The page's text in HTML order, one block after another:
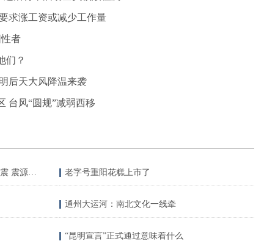
求涨工资或减少工作量
者
们？
后天大风降温来袭
台风“圆规”减弱西移
老字号重阳花糕上市了
通州大运河：南北文化一线牵
“昆明宣言”正式通过意味着什么